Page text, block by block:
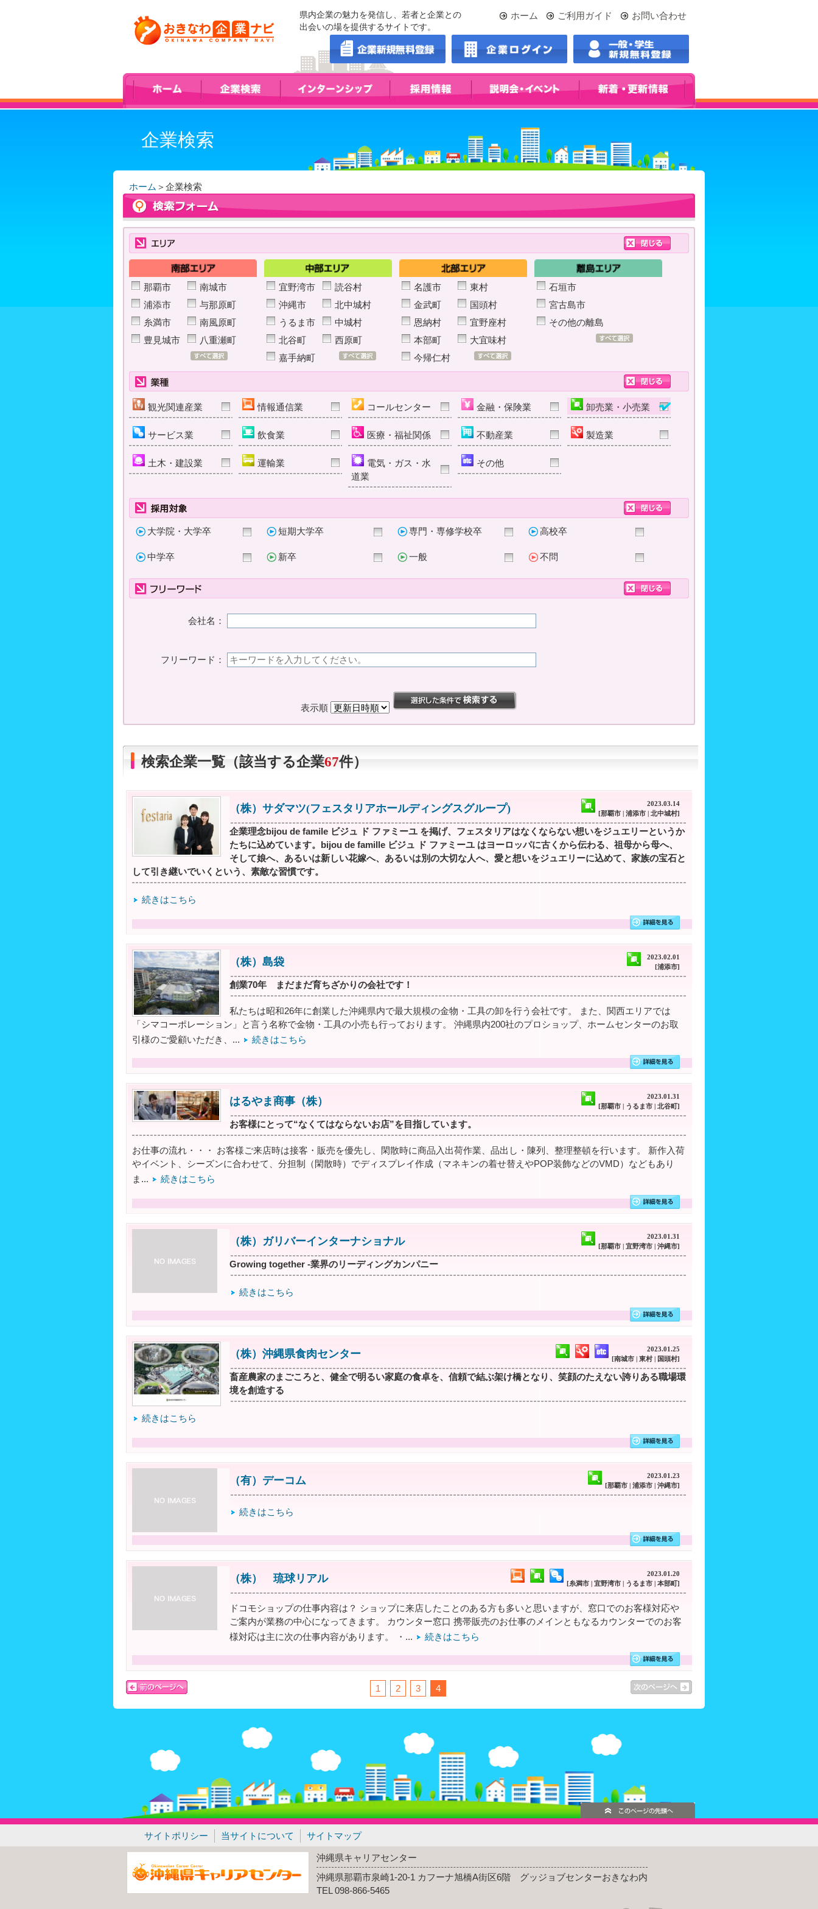
県内企業の魅力を発信し、若者と企業との
出会いの場を提供するサイトです。
ホーム ご利用ガイド お問い合わせ
企業検索
ホーム ＞ 企業検索
那覇市
南城市
浦添市
与那原町
糸満市
南風原町
豊見城市
八重瀬町
宜野湾市
読谷村
沖縄市
北中城村
うるま市
中城村
北谷町
西原町
嘉手納町
名護市
東村
金武町
国頭村
恩納村
宜野座村
本部町
大宜味村
今帰仁村
石垣市
宮古島市
その他の離島
観光関連産業 情報通信業 コールセンター 金融・保険業 卸売業・小売業
サービス業 飲食業 医療・福祉関係 不動産業 製造業
土木・建設業 運輸業
電気・ガス・水
道業
その他
大学院・大学卒 短期大学卒 専門・専修学校卒 高校卒
中学卒 新卒 一般 不問
会社名：
フリーワード：
表示順
検索企業一覧（該当する企業67件）
2023.03.14
[那覇市 | 浦添市 | 北中城村]
（株）サダマツ(フェスタリアホールディングスグループ)
企業理念bijou de famile ビジュ ド ファミーユ を掲げ、フェスタリアはなくならない想いをジュエリーというか
たちに込めています。bijou de famille ビジュ ド ファミーユ はヨーロッパに古くから伝わる、祖母から母へ、
そして娘へ、あるいは新しい花嫁へ、あるいは別の大切な人へ、愛と想いをジュエリーに込めて、家族の宝石と
して引き継いでいくという、素敵な習慣です。
続きはこちら
2023.02.01
[浦添市]
（株）島袋
創業70年 まだまだ育ちざかりの会社です！
私たちは昭和26年に創業した沖縄県内で最大規模の金物・工具の卸を行う会社です。 また、関西エリアでは
「シマコーポレーション」と言う名称で金物・工具の小売も行っております。 沖縄県内200社のプロショップ、ホームセンターのお取
引様のご愛顧いただき、...
続きはこちら
2023.01.31
[那覇市 | うるま市 | 北谷町]
はるやま商事（株）
お客様にとって“なくてはならないお店”を目指しています。
お仕事の流れ・・・ お客様ご来店時は接客・販売を優先し、閑散時に商品入出荷作業、品出し・陳列、整理整頓を行います。 新作入荷
やイベント、シーズンに合わせて、分担制（閑散時）でディスプレイ作成（マネキンの着せ替えやPOP装飾などのVMD）などもあり
ま...
続きはこちら
2023.01.31
[那覇市 | 宜野湾市 | 沖縄市]
（株）ガリバーインターナショナル
Growing together -業界のリーディングカンパニー
続きはこちら
2023.01.25
[南城市 | 東村 | 国頭村]
（株）沖縄県食肉センター
畜産農家のまごころと、健全で明るい家庭の食卓を、信頼で結ぶ架け橋となり、笑顔のたえない誇りある職場環
境を創造する
続きはこちら
2023.01.23
[那覇市 | 浦添市 | 沖縄市]
（有）デーコム
続きはこちら
2023.01.20
[糸満市 | 宜野湾市 | うるま市 | 本部町]
（株） 琉球リアル
ドコモショップの仕事内容は？ ショップに来店したことのある方も多いと思いますが、窓口でのお客様対応や
ご案内が業務の中心になってきます。 カウンター窓口 携帯販売のお仕事のメインともなるカウンターでのお客
様対応は主に次の仕事内容があります。 ・...
続きはこちら
1 2 3 4
サイトポリシー 当サイトについて サイトマップ
沖縄県キャリアセンター
沖縄県那覇市泉崎1-20-1 カフーナ旭橋A街区6階 グッジョブセンターおきなわ内
TEL 098-866-5465